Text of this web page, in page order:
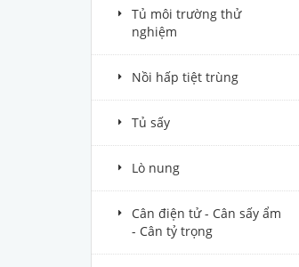
Tủ môi trường thử
nghiệm
Nồi hấp tiệt trùng
Tủ sấy
Lò nung
Cân điện tử - Cân sấy ẩm
- Cân tỷ trọng